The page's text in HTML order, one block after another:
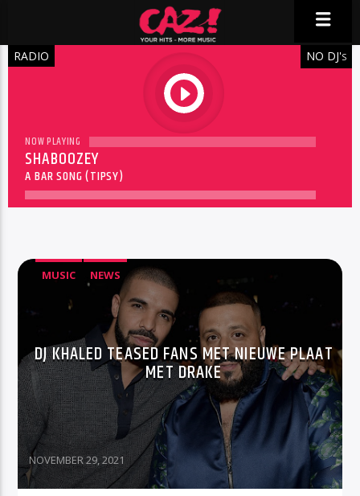
RADIO
play
NO DJ'S
NOW PLAYING
SHABOOZEY
A BAR SONG (TIPSY)
MUSIC NEWS
DJ KHALED TEASED FANS MET NIEUWE PLAAT
MET DRAKE
NOVEMBER 29, 2021